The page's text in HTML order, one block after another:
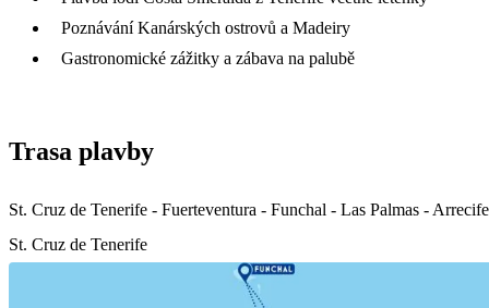
Poznávání Kanárských ostrovů a Madeiry
Gastronomické zážitky a zábava na palubě
Trasa plavby
St. Cruz de Tenerife - Fuerteventura - Funchal - Las Palmas -
St. Cruz de Tenerife